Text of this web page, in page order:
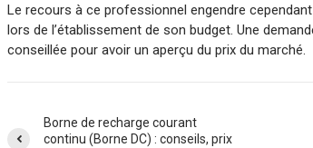
Le recours à ce professionnel engendre
lors de l’établissement de son budget. Une
conseillée pour avoir un aperçu du prix du marché.
Borne de recharge courant
continu (Borne DC) : conseils, prix